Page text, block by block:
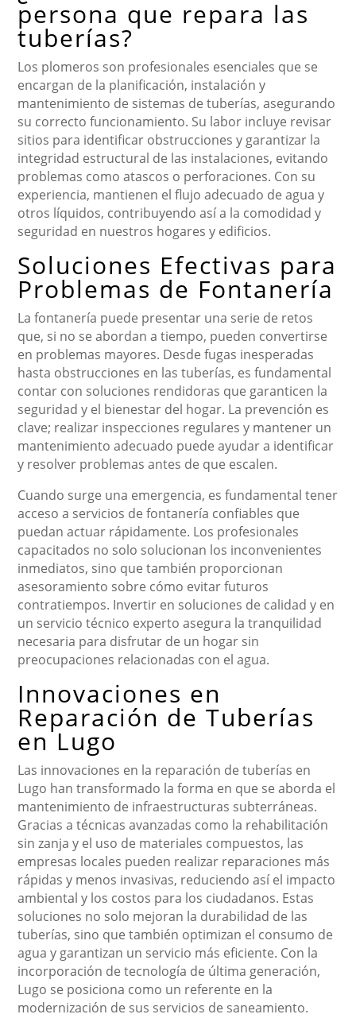
persona que repara las
tuberías?
Los plomeros son profesionales esenciales que se
encargan de la planificación, instalación y
mantenimiento de sistemas de tuberías, asegurando
su correcto funcionamiento. Su labor incluye revisar
sitios para identificar obstrucciones y garantizar la
integridad estructural de las instalaciones, evitando
problemas como atascos o perforaciones. Con su
experiencia, mantienen el flujo adecuado de agua y
otros líquidos, contribuyendo así a la comodidad y
seguridad en nuestros hogares y edificios.
Soluciones Efectivas para
Problemas de Fontanería
La fontanería puede presentar una serie de retos
que, si no se abordan a tiempo, pueden convertirse
en problemas mayores. Desde fugas inesperadas
hasta obstrucciones en las tuberías, es fundamental
contar con soluciones rendidoras que garanticen la
seguridad y el bienestar del hogar. La prevención es
clave; realizar inspecciones regulares y mantener un
mantenimiento adecuado puede ayudar a identificar
y resolver problemas antes de que escalen.
Cuando surge una emergencia, es fundamental tener
acceso a servicios de fontanería confiables que
puedan actuar rápidamente. Los profesionales
capacitados no solo solucionan los inconvenientes
inmediatos, sino que también proporcionan
asesoramiento sobre cómo evitar futuros
contratiempos. Invertir en soluciones de calidad y en
un servicio técnico experto asegura la tranquilidad
necesaria para disfrutar de un hogar sin
preocupaciones relacionadas con el agua.
Innovaciones en
Reparación de Tuberías
en Lugo
Las innovaciones en la reparación de tuberías en
Lugo han transformado la forma en que se aborda el
mantenimiento de infraestructuras subterráneas.
Gracias a técnicas avanzadas como la rehabilitación
sin zanja y el uso de materiales compuestos, las
empresas locales pueden realizar reparaciones más
rápidas y menos invasivas, reduciendo así el impacto
ambiental y los costos para los ciudadanos. Estas
soluciones no solo mejoran la durabilidad de las
tuberías, sino que también optimizan el consumo de
agua y garantizan un servicio más eficiente. Con la
incorporación de tecnología de última generación,
Lugo se posiciona como un referente en la
modernización de sus servicios de saneamiento.